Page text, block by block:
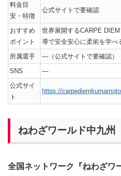
料金目
安・特徴
公式サイトで要確認
おすすめ
ポイント
世界展開するCARPE
導で安全安心に柔術を学べ
所属選手
—（公式サイトで要確認）
SNS
—
公式サイ
ト
https://
ねわざワールド中九州
全国ネットワーク『ねわざワ